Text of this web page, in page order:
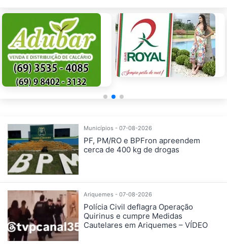
Municípios - 07-08-2026
PF, PM/RO e BPFron apreendem
cerca de 400 kg de drogas
Ariquemes - 07-08-2026
Polícia Civil deflagra Operação
Quirinus e cumpre Medidas
Cautelares em Ariquemes – VÍDEO